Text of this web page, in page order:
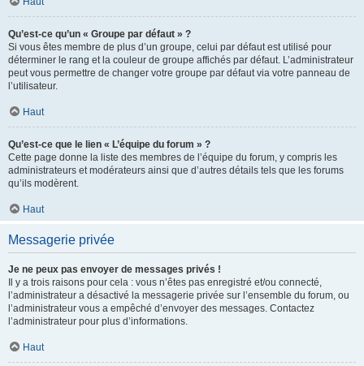
Qu’est-ce qu’un « Groupe par défaut » ?
Si vous êtes membre de plus d’un groupe, celui par défaut est utilisé pour
déterminer le rang et la couleur de groupe affichés par défaut. L’administrateur
peut vous permettre de changer votre groupe par défaut via votre panneau de
l’utilisateur.
Haut
Qu’est-ce que le lien « L’équipe du forum » ?
Cette page donne la liste des membres de l’équipe du forum, y compris les
administrateurs et modérateurs ainsi que d’autres détails tels que les forums
qu’ils modèrent.
Haut
Messagerie privée
Je ne peux pas envoyer de messages privés !
Il y a trois raisons pour cela : vous n’êtes pas enregistré et/ou connecté,
l’administrateur a désactivé la messagerie privée sur l’ensemble du forum, ou
l’administrateur vous a empêché d’envoyer des messages. Contactez
l’administrateur pour plus d’informations.
Haut